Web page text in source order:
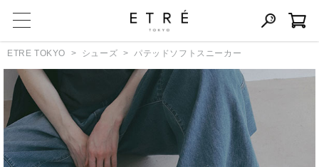
ETRE TOKYO シューズ パテッドソフトスニーカー